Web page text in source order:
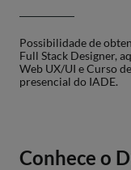
Possibilidade de
Full Stack Designer,
Web UX/UI e Curso
presencial do IADE.
Conhece o